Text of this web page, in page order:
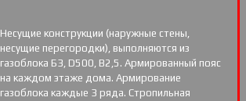
Несущие конструкции (наружные стены,
несущие перегородки), выполняются из
газоблока Б3, D500, В2,5. Армированный пояс
на каждом этаже дома. Армирование
газоблока каждые 3 ряда. Стропильная